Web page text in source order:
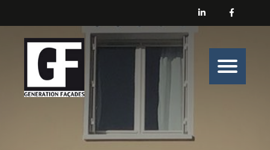
Générations Façades
Nos prestations